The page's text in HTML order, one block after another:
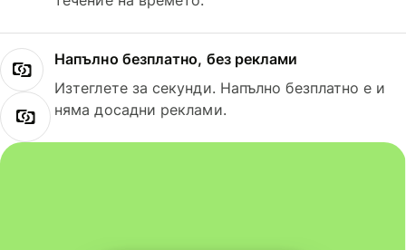
Напълно безплатно, без реклами
Изтеглете за секунди. Напълно безплатно е и
няма досадни реклами.